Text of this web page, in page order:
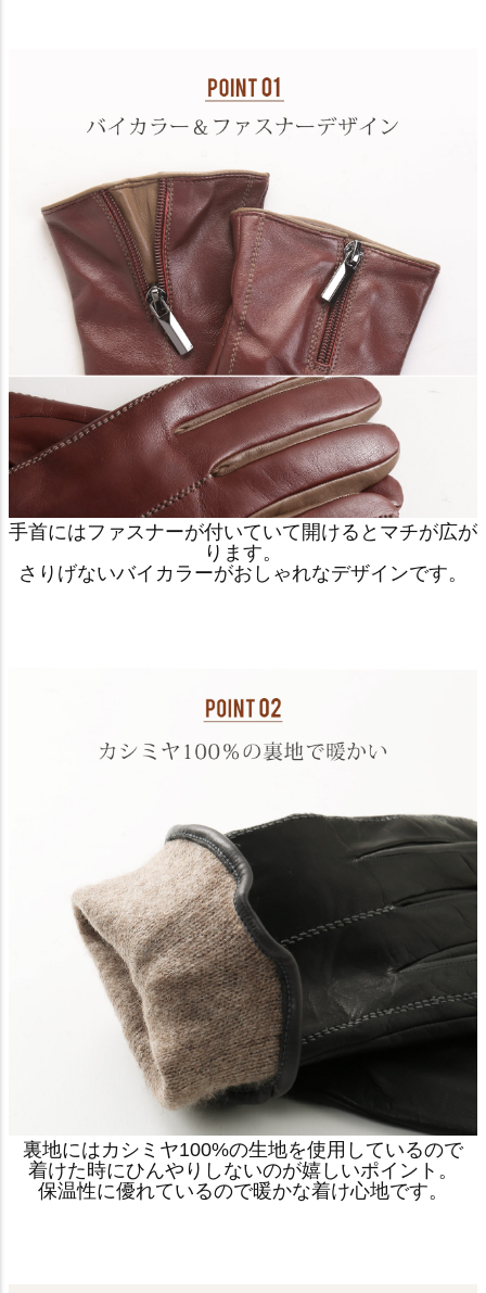
手首にはファスナーが付いていて開けるとマチが広が
ります。
さりげないバイカラーがおしゃれなデザインです。
裏地にはカシミヤ100%の生地を使用しているので
着けた時にひんやりしないのが嬉しいポイント。
保温性に優れているので暖かな着け心地です。